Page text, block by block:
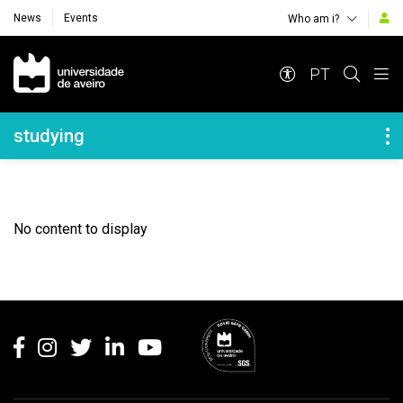
News Events Who am i?
Navegação Principal
PT
Navegação Lateral
studying
No content to display